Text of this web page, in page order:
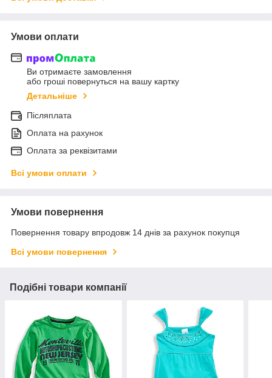
Умови оплати
Ви отримаєте замовлення
або гроші повернуться на вашу картку
Детальніше
Післяплата
Оплата на рахунок
Оплата за реквізитами
Всі умови оплати
Умови повернення
Повернення товару впродовж 14 днів за рахунок покупця
Всі умови повернення
Подібні товари компанії